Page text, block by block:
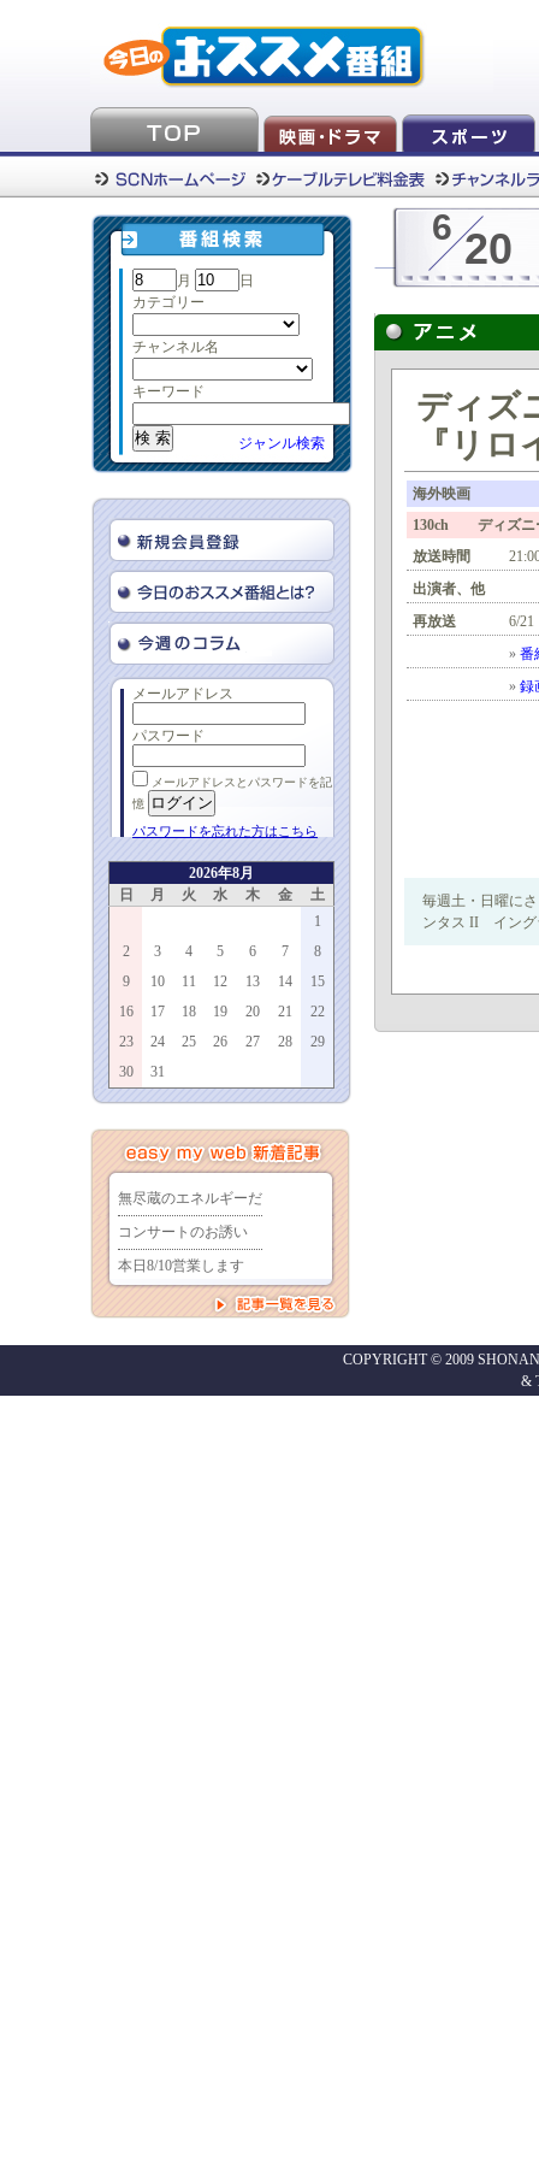
月
日
カテゴリー
チャンネル名
キーワード
ジャンル検索
メールアドレス
パスワード
メールアドレスとパスワードを記
憶
パスワードを忘れた方はこちら
2026年8月
日
月 火 水 木 金
土
1
2
3 4 5 6 7
8
9
10 11 12 13 14
15
16
17 18 19 20 21
22
23
24 25 26 27 28
29
30
31
6 20
ディズ
『リ
海外映画
130ch ディズニ
放送時間
出演者、他
再放送
6/
» 番
» 録
毎週土・日曜に
ンタス II イング
COPYRIGHT © 2009
&